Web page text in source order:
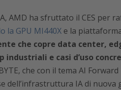
AMD ha sfruttato il CES per
la GPU MI440Xe la
che copre data center,
e casi d’uso
che con il tema AI
dell’infrastruttura IA di nuova